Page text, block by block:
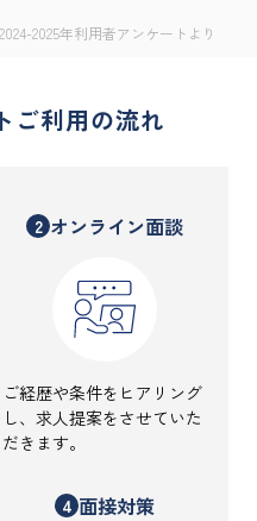
2025年利用者アンケートより
ご利用の流れ
2 オンライン面談
ご経歴や条件をヒアリング
し、求人提案をさせていた
だきます。
4 面接対策